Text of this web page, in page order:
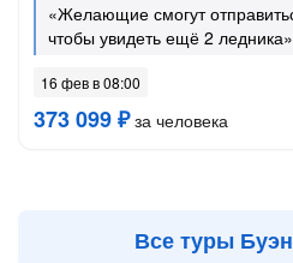
«Желающие смогут
чтобы увидеть ещё 2 ледника»
16 фев в 08:00
373 099 ₽за человека
Все туры